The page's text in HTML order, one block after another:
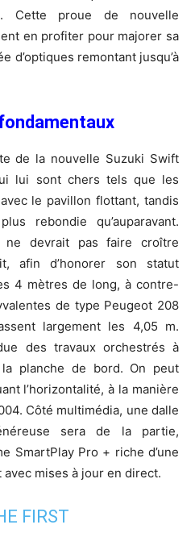
Cette proue de nouvelle
en profiter pour majorer sa
d’optiques remontant jusqu’à
de la nouvelle Suzuki Swift
lui sont chers tels que les
le pavillon flottant, tandis
rebondie qu’auparavant.
ne devrait pas faire croître
afin d’honorer son statut
4 mètres de long, à contre-
de type Peugeot 208
largement les 4,05 m.
des travaux orchestrés à
planche de bord. On peut
l’horizontalité, à la manière
Côté multimédia, une dalle
sera de la partie,
SmartPlay Pro + riche d’une
mises à jour en direct.
FIRST